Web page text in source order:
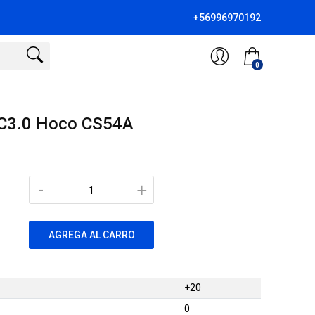
+56996970192
0
Hoco CS54A
+
-
AGREGA AL CARRO
+20
0